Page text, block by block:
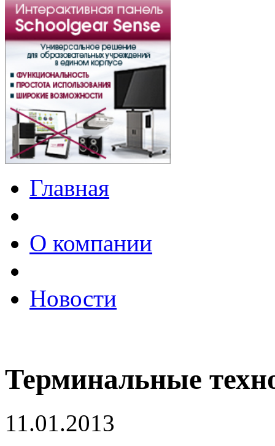
Главная
О компании
Новости
Терминальные
11.01.2013